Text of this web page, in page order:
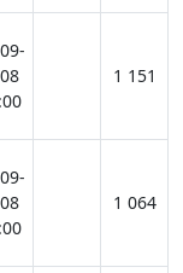
1 151
1 064